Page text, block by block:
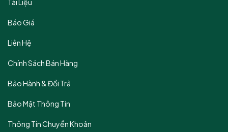
Tài Liệu
Báo Giá
Liên Hệ
Chính Sách Bán Hàng
Bảo Hành & Đổi Trả
Bảo Mật Thông Tin
Thông Tin Chuyển Khoản